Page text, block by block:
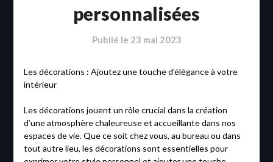
personnalisées
Publié le 23 mai 2023
Les décorations : Ajoutez une touche d’élégance à votre
intérieur
Les décorations jouent un rôle crucial dans la création
d’une atmosphère chaleureuse et accueillante dans nos
espaces de vie. Que ce soit chez vous, au bureau ou dans
tout autre lieu, les décorations sont essentielles pour